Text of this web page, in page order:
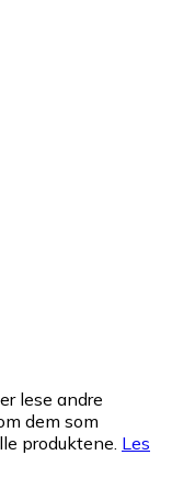
lese andre
dem som
produktene. Les